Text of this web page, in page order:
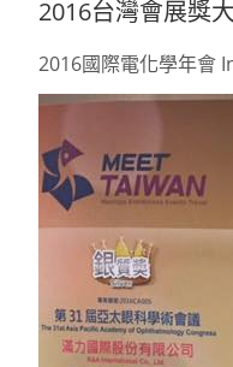
2016台灣會展獎
2016國際電化學年會